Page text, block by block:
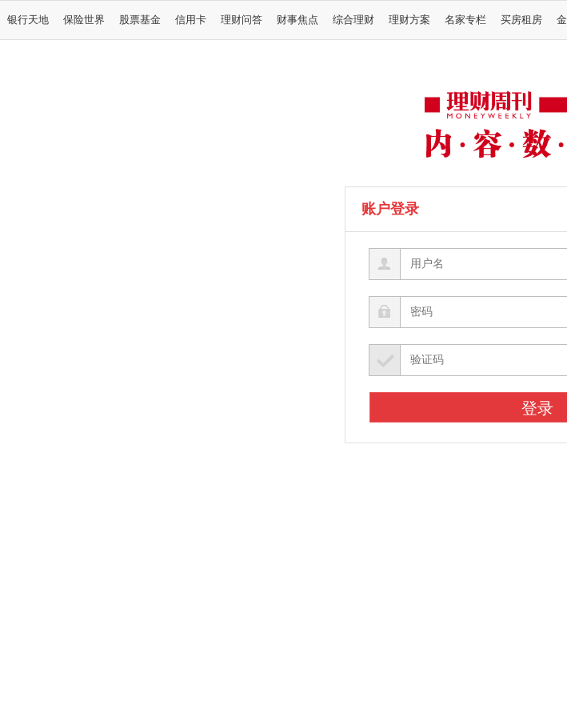
银行天地 保险世界 股票基金 信用卡 理财问答 财事焦点 综合理财 理财方案 名家专栏 买房租房
账户登录